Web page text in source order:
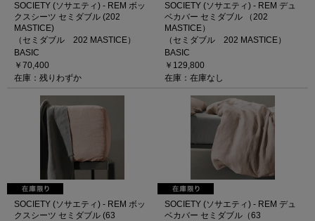
SOCIETY (ソサエティ) - REM ボッ
クスシーツ セミダブル (202
MASTICE)
（セミダブル 202 MASTICE）
BASIC
￥70,400
在庫：残りわずか
SOCIETY (ソサエティ) - REM デュ
ベカバー セミダブル （202
MASTICE）
（セミダブル 202 MASTICE）
BASIC
￥129,800
在庫：在庫なし
SOCIETY (ソサエティ) - REM ボッ
クスシーツ セミダブル (63
SOCIETY (ソサエティ) - REM デュ
ベカバー セミダブル（63